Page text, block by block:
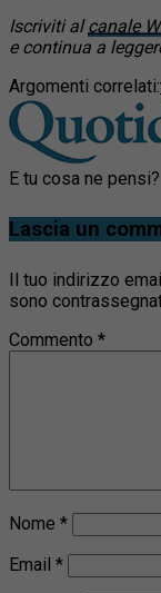
Iscriviti alcanale
e continua a
Argomenti correlati:
E tu cosa ne pensi?
Lascia un
Il tuo indirizzo
sono
Commento *
Nome *
Email *